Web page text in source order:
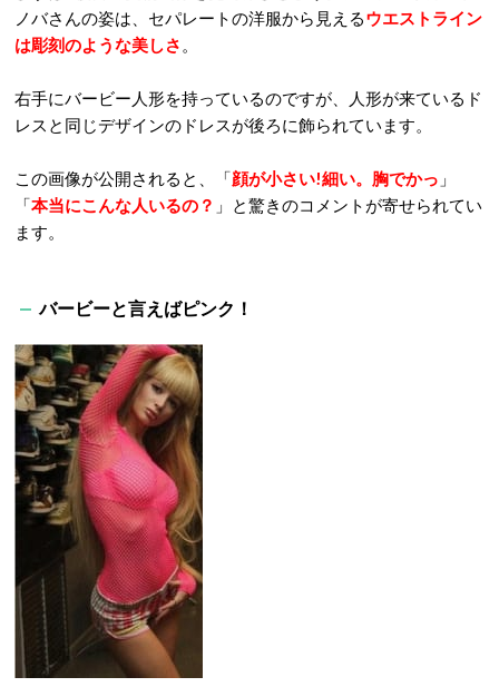
ノバさんの姿は、セパレートの洋服から見えるウエストライン
は彫刻のような美しさ 。
右手にバービー人形を持っているのですが、人形が来ているド
レスと同じデザインのドレスが後ろに飾られています。
この画像が公開されると、「顔が小さい!細い。胸でかっ 」
「本当にこんな人いるの？ 」と驚きのコメントが寄せられてい
ます。
バービーと言えばピンク！